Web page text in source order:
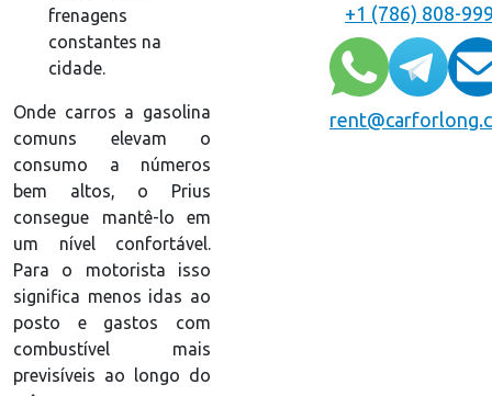
+1 (786) 808-
frenagens
constantes na
cidade.
Onde carros a gasolina
comuns elevam o
consumo a números
bem altos, o Prius
consegue mantê-lo em
um nível confortável.
Para o motorista isso
significa menos idas ao
posto e gastos com
combustível mais
previsíveis ao longo do